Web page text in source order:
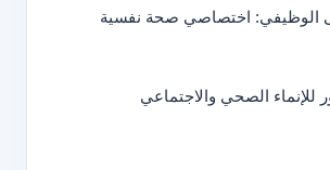
اختصاصي صحة نفسية
الصحي والاجتماعي